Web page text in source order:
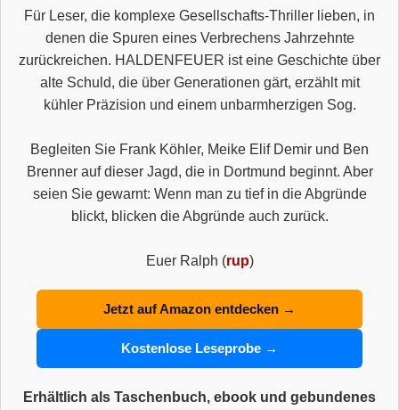
Für Leser, die komplexe Gesellschafts-Thriller lieben, in
denen die Spuren eines Verbrechens Jahrzehnte
zurückreichen. HALDENFEUER ist eine Geschichte über
alte Schuld, die über Generationen gärt, erzählt mit
kühler Präzision und einem unbarmherzigen Sog.
Begleiten Sie Frank Köhler, Meike Elif Demir und Ben
Brenner auf dieser Jagd, die in Dortmund beginnt. Aber
seien Sie gewarnt: Wenn man zu tief in die Abgründe
blickt, blicken die Abgründe auch zurück.
Euer Ralph (rup)
Jetzt auf Amazon entdecken →
Kostenlose Leseprobe →
Erhältlich als Taschenbuch, ebook und gebundenes